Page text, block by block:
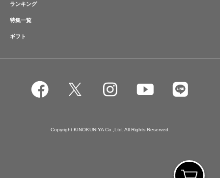
ランキング
特集一覧
ギフト
Copyright KINOKUNIYA Co.,Ltd. All Rights Reserved.